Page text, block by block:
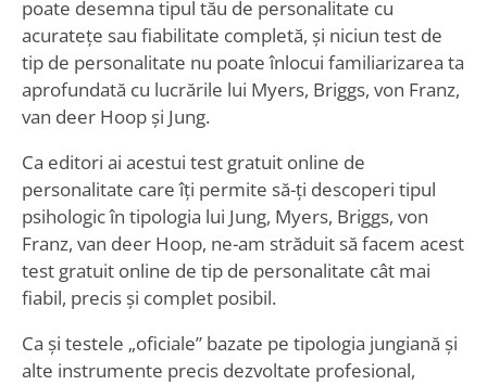
poate desemna tipul tău de personalitate cu
acuratețe sau fiabilitate completă, și niciun test de
tip de personalitate nu poate înlocui familiarizarea ta
aprofundată cu lucrările lui Myers, Briggs, von Franz,
van deer Hoop și Jung.
Ca editori ai acestui test gratuit online de
personalitate care îți permite să-ți descoperi tipul
psihologic în tipologia lui Jung, Myers, Briggs, von
Franz, van deer Hoop, ne-am străduit să facem acest
test gratuit online de tip de personalitate cât mai
fiabil, precis și complet posibil.
Ca și testele „oficiale” bazate pe tipologia jungiană și
alte instrumente precis dezvoltate profesional,